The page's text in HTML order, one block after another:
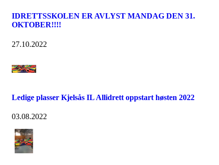
IDRETTSSKOLEN ER AVLYST MANDAG DEN 31.
OKTOBER!!!!
27.10.2022
Ledige plasser Kjelsås IL Allidrett oppstart høsten 2022
03.08.2022